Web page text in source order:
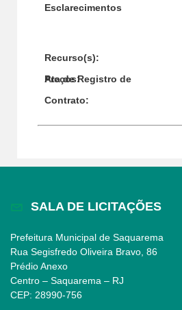
Esclarecimentos
Recurso(s):
Ata de Registro de Preços:
Contrato:
SALA DE LICITAÇÕES
Prefeitura Municipal de Saquarema
Rua Segisfredo Oliveira Bravo, 86
Prédio Anexo
Centro – Saquarema – RJ
CEP: 28990-756